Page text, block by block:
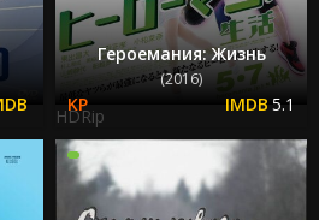
Героемания: Жизнь
(2016)
5.1
HDRip